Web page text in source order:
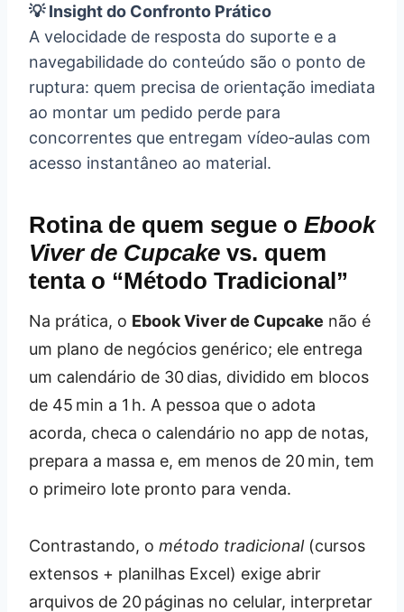
💡 Insight do Confronto Prático
A velocidade de resposta do suporte e a
navegabilidade do conteúdo são o ponto de
ruptura: quem precisa de orientação imediata
ao montar um pedido perde para
concorrentes que entregam vídeo‑aulas com
acesso instantâneo ao material.
Rotina de quem segue o Ebook
Viver de Cupcake vs. quem
tenta o “Método Tradicional”
Na prática, o Ebook Viver de Cupcake não é
um plano de negócios genérico; ele entrega
um calendário de 30 dias, dividido em blocos
de 45 min a 1 h. A pessoa que o adota
acorda, checa o calendário no app de notas,
prepara a massa e, em menos de 20 min, tem
o primeiro lote pronto para venda.
Contrastando, o método tradicional(cursos
extensos + planilhas Excel) exige abrir
arquivos de 20 páginas no celular, interpretar